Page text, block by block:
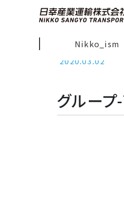
Nikko_ism
2020.03.02
グルー